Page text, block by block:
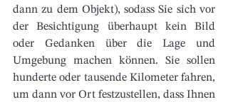
dann zu dem Objekt), sodass Sie sich vor
der Besichtigung überhaupt kein Bild
oder Gedanken über die Lage und
Umgebung machen können. Sie sollen
hunderte oder tausende Kilometer fahren,
um dann vor Ort festzustellen, dass Ihnen